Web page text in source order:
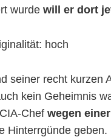
wurde will er dort
hoch
seiner recht kurzen
kein Geheimnis
Chef wegen
Hinterrgünde geben.